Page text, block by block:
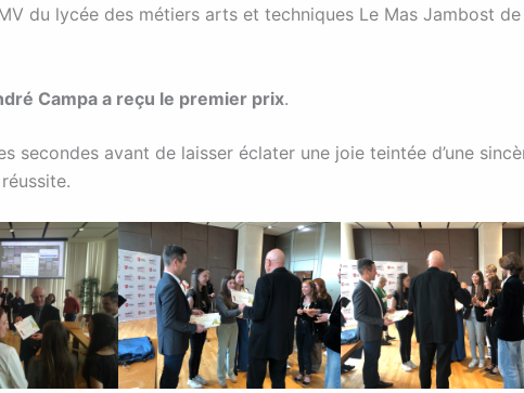
du lycée des métiers arts et techniques Le Mas Jambost de
Campa a reçu le premier prix.
secondes avant de laisser éclater une joie teintée d’une